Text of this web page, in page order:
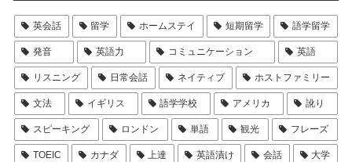
英会話 留学 ホームステイ 短期留学 語学留学
発音 英語力 コミュニケーション 英語
リスニング 日常会話 ネイティブ ホストファミリー
文法 イギリス 語学学校 アメリカ 訛り
スピーキング ロンドン 単語 観光 フレーズ
TOEIC カナダ 上達 英語漬け 会話 大学